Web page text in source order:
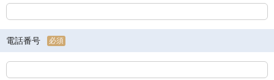
電話番号 必須